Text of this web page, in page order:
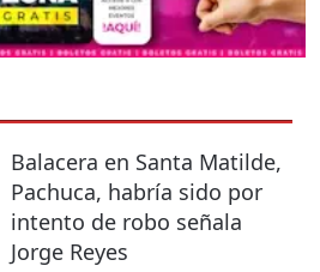
Balacera en Santa Matilde,
Pachuca, habría sido por
intento de robo señala
Jorge Reyes